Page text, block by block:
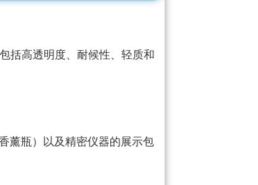
括高透明度、耐候性、轻质和
薰瓶）以及精密仪器的展示包